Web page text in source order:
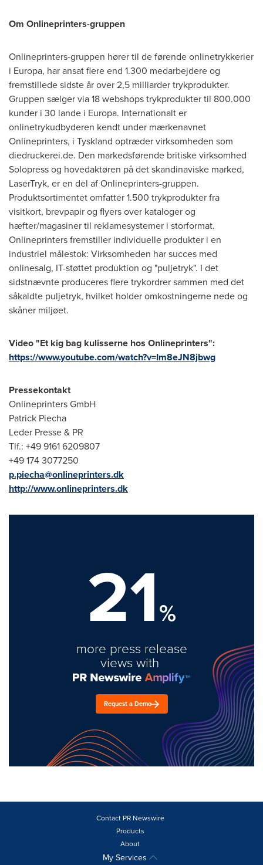
Om Onlineprinters-gruppen
Onlineprinters-gruppen hører til de førende onlinetrykkerier
i Europa, har ansat flere end 1.300 medarbejdere og
fremstillede sidste år over 2,5 milliarder trykprodukter.
Gruppen sælger via 18 webshops trykprodukter til 800.000
kunder i 30 lande i Europa. Internationalt er
onlinetrykudbyderen kendt under mærkenavnet
Onlineprinters, i Tyskland optræder virksomheden som
diedruckerei.de. Den markedsførende britiske virksomhed
Solopress og hovedaktøren på det skandinaviske marked,
LaserTryk, er en del af Onlineprinters-gruppen.
Produktsortimentet omfatter 1.500 trykprodukter fra
visitkort, brevpapir og flyers over kataloger og
hæfter/magasiner til reklamesystemer i storformat.
Onlineprinters fremstiller individuelle produkter i en
industriel målestok: Virksomheden har succes med
onlinesalg, IT-støttet produktion og "puljetryk". I det
sidstnævnte produceres flere trykordrer sammen med det
såkaldte puljetryk, hvilket holder omkostningerne nede og
skåner miljøet.
Video"Et kig bag kulisserne hos Onlineprinters":
https://www.youtube.com/watch?v=Im8eJN8jbwg
Pressekontakt
Onlineprinters GmbH
Patrick Piecha
Leder Presse& PR
Tlf.: +49 9161 6209807
+49 174 3077250
p.piecha@onlineprinters.dk
http://www.onlineprinters.dk
21%
more press release
views with
Request a Demo
Contact PR Newswire
Products
About
My Services